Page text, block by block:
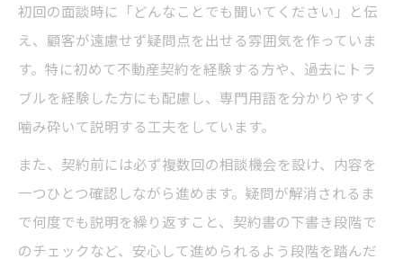
初回の面談時に「どんなことでも聞いてください」と伝
え、顧客が遠慮せず疑問点を出せる雰囲気を作っていま
す。特に初めて不動産契約を経験する方や、過去にトラ
ブルを経験した方にも配慮し、専門用語を分かりやすく
噛み砕いて説明する工夫をしています。
また、契約前には必ず複数回の相談機会を設け、内容を
一つひとつ確認しながら進めます。疑問が解消されるま
で何度でも説明を繰り返すこと、契約書の下書き段階で
のチェックなど、安心して進められるよう段階を踏んだ